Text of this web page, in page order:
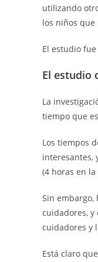
utilizando
los niños
El estudio
El estudio
La
tiempo que
Los tiempos
interesantes,
(4 horas en
Sin
cuidadores, y
cuidadores y
Está claro